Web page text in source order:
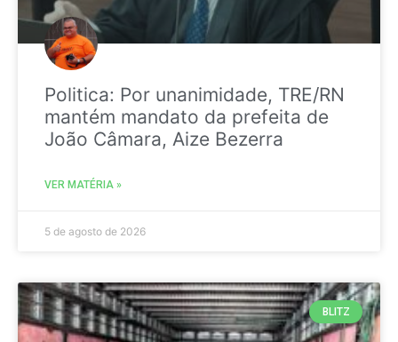
Politica: Por unanimidade, TRE/RN
mantém mandato da prefeita de
João Câmara, Aize Bezerra
VER MATÉRIA »
5 de agosto de 2026
BLITZ